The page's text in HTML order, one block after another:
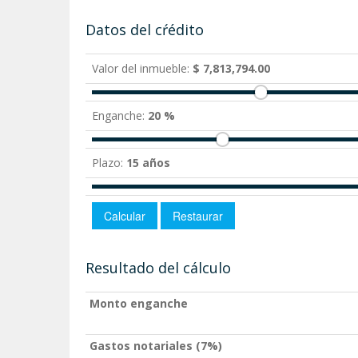
Datos del cŕédito
Valor del inmueble: $ 7,813,794.00
Enganche: 20 %
Plazo: 15 años
Resultado del cálculo
Monto enganche
Gastos notariales (7%)